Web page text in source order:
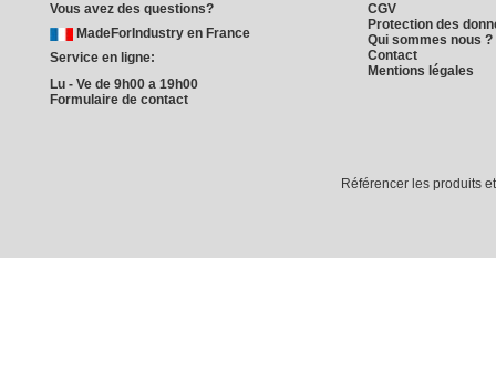
Vous avez des questions?
MadeForIndustry en France
Service en ligne:
Lu - Ve de 9h00 a 19h00
Formulaire de contact
CGV
Protection des
Qui sommes nous ?
Contact
Mentions légales
Référencer les produits